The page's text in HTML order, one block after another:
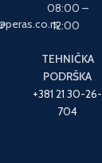
08:00 –
12:00
TEHNIČKA
PODRŠKA
+381 21 30-26-
704